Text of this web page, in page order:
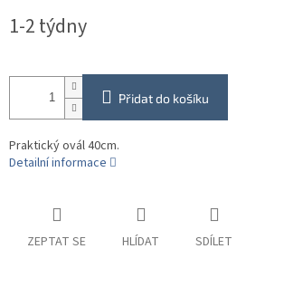
cena:
1-2 týdny
Přidat do košíku
Praktický ovál 40cm.
Detailní informace
ZEPTAT SE HLÍDAT SDÍLET